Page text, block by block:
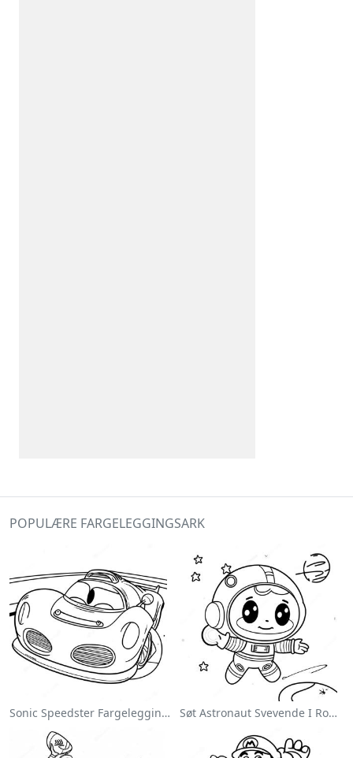
POPULÆRE FARGELEGGINGSARK
Sonic Speedster Fargeleggingsside Søt Astronaut Svevende I Rommet Fargeleggingsside